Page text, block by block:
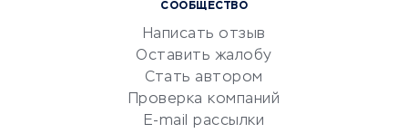
Маркетинг и продажи
Репетиторство
Красота и здоровье
Сервисы по поиску работы
Сетевой маркетинг
СООБЩЕСТВО
Написать отзыв
Оставить жалобу
Стать автором
Проверка компаний
E-mail рассылки